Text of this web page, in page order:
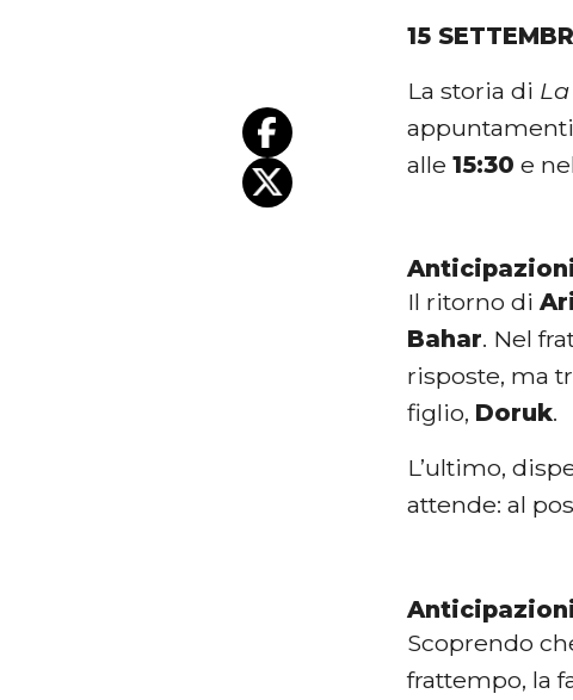
15
La storia di
alle15:30 e
Il ritorno di
Bahar. Nel
risposte, ma
figlio, Doruk.
L’ultimo,
attende: al
Scoprendo
frattempo, la